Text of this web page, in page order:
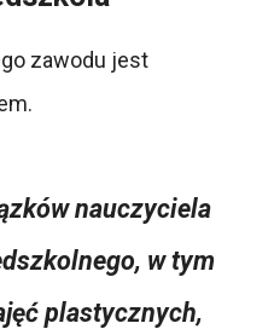
zawodu jest
nauczyciela
w tym
plastycznych,